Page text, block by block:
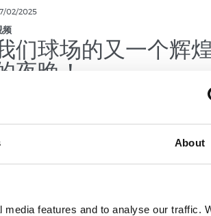
About
features and to analyse our traffic.
02/2025
频
们球场的又一个辉煌
夜晚！